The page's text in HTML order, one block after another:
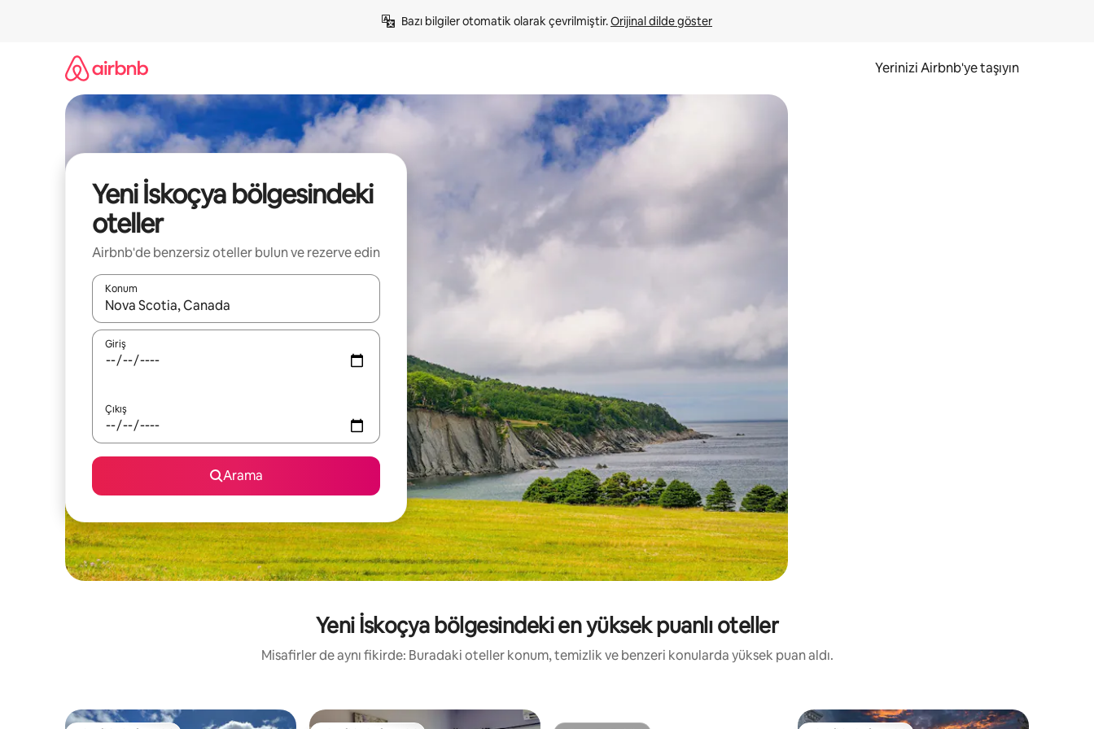
Bazı bilgiler otomatik olarak çevrilmiştir. Orijinal dilde göster
Yerinizi Airbnb'ye taşıyın
Yeni İskoçya bölgesindeki
oteller
Airbnb'de benzersiz oteller bulun ve rezerve edin
Konum
Sonuçlar kullanılabilir olduğunda yukarı ve aşağı oklarıyla gezinin veya dokunarak ya da kaydırma hareketleriyle keşfedin.
Giriş
Çıkış
Arama
Yeni İskoçya bölgesindeki en yüksek puanlı oteller
Misafirler de aynı fikirde: Buradaki oteller konum, temizlik ve benzeri konularda yüksek puan aldı.